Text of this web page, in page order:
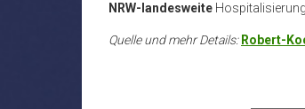
NRW-landesweite
Quelle und mehr Details: Robert-